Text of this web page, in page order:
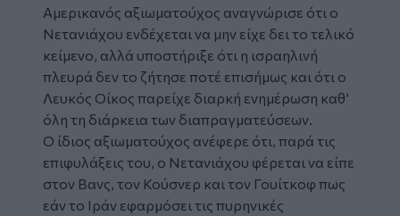
Αμερικανός αξιωματούχος αναγνώρισε ότι ο
Νετανιάχου ενδέχεται να μην είχε δει το τελικό
κείμενο, αλλά υποστήριξε ότι η ισραηλινή
πλευρά δεν το ζήτησε ποτέ επισήμως και ότι ο
Λευκός Οίκος παρείχε διαρκή ενημέρωση καθ’
όλη τη διάρκεια των διαπραγματεύσεων.
Ο ίδιος αξιωματούχος ανέφερε ότι, παρά τις
επιφυλάξεις του, ο Νετανιάχου φέρεται να είπε
στον Βανς, τον Κούσνερ και τον Γουίτκοφ πως
εάν το Ιράν εφαρμόσει τις πυρηνικές